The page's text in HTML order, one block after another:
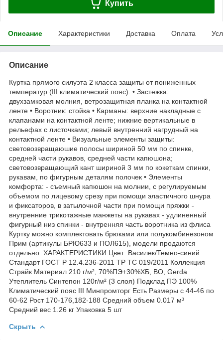
Купить
Описание Характеристики Доставка Оплата
Описание
Куртка прямого силуэта 2 класса защиты от пониженных
температур (III климатический пояс). • Застежка:
двухзамковая молния, ветрозащитная планка на контактной
ленте • Воротник: стойка • Карманы: верхние накладные с
клапанами на контактной ленте; нижние вертикальные в
рельефах с листочками; левый внутренний нагрудный на
контактной ленте • Визуальные элементы защиты:
световозвращаюшие полосы шириной 50 мм по спинке,
средней части рукавов, средней части капюшона;
световозвращающий кант шириной 3 мм по кокеткам спинки,
рукавам, по фигурным деталям полочек • Элементы
комфорта: - съемный капюшон на молнии, с регулируемым
объемом по лицевому срезу при помощи эластичного шнура
и фиксаторов, в затылочной части при помощи пряжки -
внутренние трикотажные манжеты на рукавах - удлиненный
фигурный низ спинки - внутренняя часть воротника из флиса
Куртку можно комплектовать брюками или полукомбинезоном
Прим (артикулы БРЮ633 и ПОЛ615), модели продаются
отдельно. ХАРАКТЕРИСТИКИ Цвет: Василек/Темно-синий
Стандарт ГОСТ Р 12.4.236-2011 ТР ТС 019/2011 Коллекция
Страйк Материал 210 г/м², 70%ПЭ+30%ХБ, ВО, Gerda
Утеплитель Синтепон 120г/м² (3 слоя) Подклад ПЭ 100%
Климатический пояс III Минпромторг Есть Размеры с 44-46 по
60-62 Рост 170-176,182-188 Средний объем 0.017 м³
Средний вес 1.26 кг Упаковка 5 шт
Скрыть